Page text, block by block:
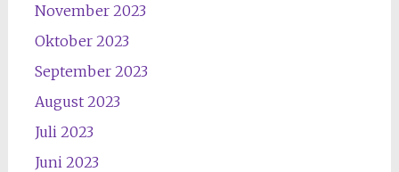
November 2023
Oktober 2023
September 2023
August 2023
Juli 2023
Juni 2023